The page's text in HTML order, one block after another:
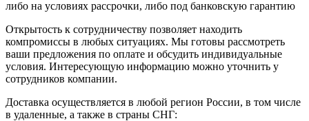
либо на условиях рассрочки, либо под банковскую гарантию
Открытость к сотрудничеству позволяет находить
компромиссы в любых ситуациях. Мы готовы рассмотреть
ваши предложения по оплате и обсудить индивидуальные
условия. Интересующую информацию можно уточнить у
сотрудников компании.
Доставка осуществляется в любой регион России, в том числе
в удаленные, а также в страны СНГ: